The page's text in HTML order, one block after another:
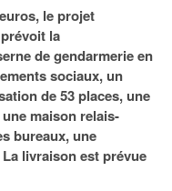
le projet
la
de gendarmerie en
sociaux, un
de 53 places, une
maison relais-
bureaux, une
livraison est prévue